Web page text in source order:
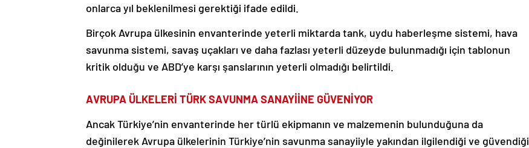
onlarca yıl beklenilmesi gerektiği ifade edildi.
Birçok Avrupa ülkesinin envanterinde yeterli miktarda tank, uydu haberleşme sistemi, hava
savunma sistemi, savaş uçakları ve daha fazlası yeterli düzeyde bulunmadığı için tablonun
kritik olduğu ve ABD’ye karşı şanslarının yeterli olmadığı belirtildi.
AVRUPA ÜLKELERİ TÜRK SAVUNMA SANAYİİNE GÜVENİYOR
Ancak Türkiye’nin envanterinde her türlü ekipmanın ve malzemenin bulunduğuna da
değinilerek Avrupa ülkelerinin Türkiye’nin savunma sanayiiyle yakından ilgilendiği ve güvendiği